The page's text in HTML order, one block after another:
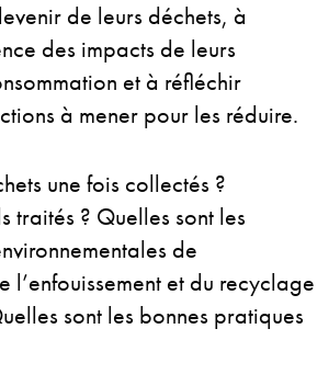
de leurs déchets, à
des impacts de leurs
et à réfléchir
à mener pour les réduire.
une fois collectés ?
traités ? Quelles sont les
de
l’enfouissement et du recyclage
sont les bonnes pratiques